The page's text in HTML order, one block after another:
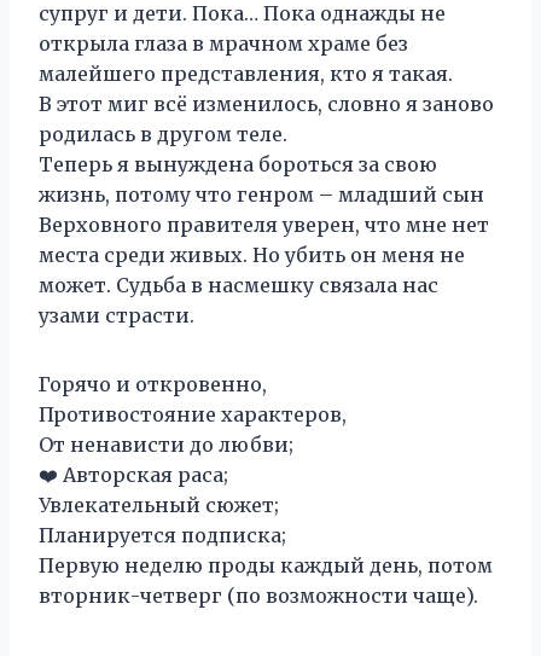
супруг и дети. Пока… Пока однажды не
открыла глаза в мрачном храме без
малейшего представления, кто я такая.
В этот миг всё изменилось, словно я заново
родилась в другом теле.
Теперь я вынуждена бороться за свою
жизнь, потому что генром – младший сын
Верховного правителя уверен, что мне нет
места среди живых. Но убить он меня не
может. Судьба в насмешку связала нас
узами страсти.
Горячо и откровенно,
Противостояние характеров,
От ненависти до любви;
‍❤️‍ Авторская раса;
Увлекательный сюжет;
Планируется подписка;
Первую неделю проды каждый день, потом
вторник-четверг (по возможности чаще).